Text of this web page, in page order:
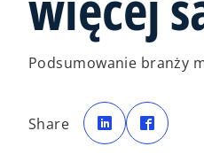
Podsumowanie branży
Share
o
p
e
n
p
e